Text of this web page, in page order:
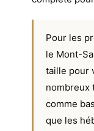
Pour les
le Mont-
taille pour
nombreux
comme
que les